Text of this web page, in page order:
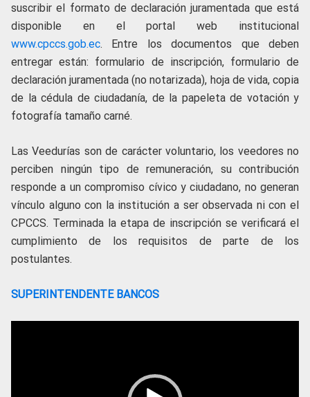
suscribir el formato de declaración juramentada que está
disponible en el portal web institucional
www.cpccs.gob.ec. Entre los documentos que deben
entregar están: formulario de inscripción, formulario de
declaración juramentada (no notarizada), hoja de vida, copia
de la cédula de ciudadanía, de la papeleta de votación y
fotografía tamaño carné.
Las Veedurías son de carácter voluntario, los veedores no
perciben ningún tipo de remuneración, su contribución
responde a un compromiso cívico y ciudadano, no generan
vínculo alguno con la institución a ser observada ni con el
CPCCS. Terminada la etapa de inscripción se verificará el
cumplimiento de los requisitos de parte de los
postulantes.
SUPERINTENDENTE BANCOS